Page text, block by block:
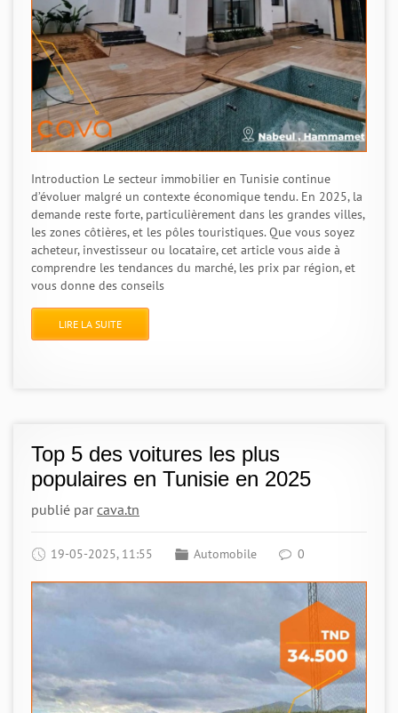
Introduction Le secteur immobilier en Tunisie continue
d’évoluer malgré un contexte économique tendu. En 2025, la
demande reste forte, particulièrement dans les grandes villes,
les zones côtières, et les pôles touristiques. Que vous soyez
acheteur, investisseur ou locataire, cet article vous aide à
comprendre les tendances du marché, les prix par région, et
vous donne des conseils
LIRE LA SUITE
Top 5 des voitures les plus
populaires en Tunisie en 2025
publié parcava.tn
19-05-2025, 11:55 Automobile 0